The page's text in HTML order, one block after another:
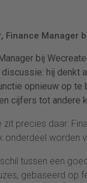
Finance Manager
bij
hij denkt
opnieuw op te
cijfers tot andere
precies daar:
worden
tussen een
gebaseerd op